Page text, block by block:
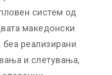
систем од
македонски
реализирани
и слетувања,